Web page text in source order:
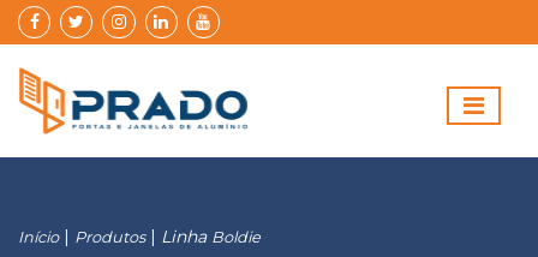
Início| Produtos| Linha Boldie